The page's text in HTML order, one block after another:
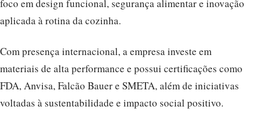
foco em design funcional, segurança alimentar e inovação
aplicada à rotina da cozinha.
Com presença internacional, a empresa investe em
materiais de alta performance e possui certificações como
FDA, Anvisa, Falcão Bauer e SMETA, além de iniciativas
voltadas à sustentabilidade e impacto social positivo.